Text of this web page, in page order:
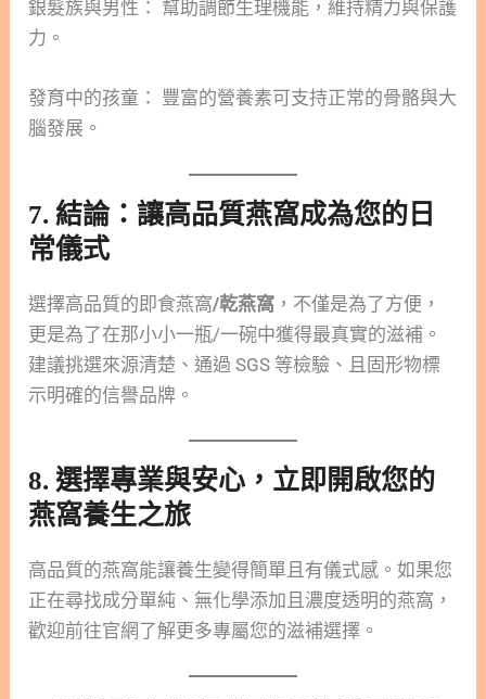
銀髮族與男性： 幫助調節生理機能，維持精力與保護
力。
發育中的孩童： 豐富的營養素可支持正常的骨骼與大
腦發展。
7. 結論：讓高品質燕窩成為您的日
常儀式
選擇高品質的即食燕窩/乾燕窩 ，不僅是為了方便，
更是為了在那小小一瓶/一碗中獲得最真實的滋補。
建議挑選來源清楚、通過 SGS 等檢驗、且固形物標
示明確的信譽品牌。
8. 選擇專業與安心，立即開啟您的
燕窩養生之旅
高品質的燕窩能讓養生變得簡單且有儀式感。如果您
正在尋找成分單純、無化學添加且濃度透明的燕窩，
歡迎前往官網了解更多專屬您的滋補選擇。